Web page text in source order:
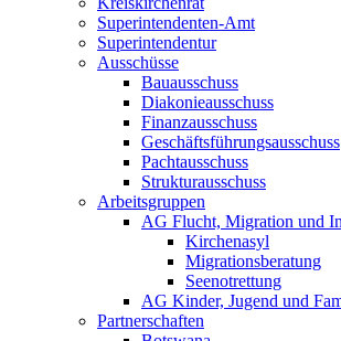
Superintendenten-Amt
Superintendentur
Ausschüsse
Bauausschuss
Diakonieausschuss
Finanzausschuss
Geschäftsführungsausschuss
Pachtausschuss
Strukturausschuss
Arbeitsgruppen
AG Flucht, Migration und
Kirchenasyl
Migrationsberatung
Seenotrettung
AG Kinder, Jugend und
Partnerschaften